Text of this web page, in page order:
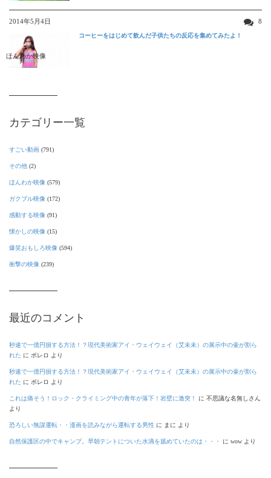
2014年5月4日 8
ほんわか映像
コーヒーをはじめて飲んだ子供たちの反応を集めてみたよ！
カテゴリー一覧
すごい動画 (791)
その他 (2)
ほんわか映像 (579)
ガクブル映像 (172)
感動する映像 (91)
懐かしの映像 (15)
爆笑おもしろ映像 (594)
衝撃の映像 (239)
最近のコメント
秒速で一億円損する方法！？現代美術家アイ・ウェイウェイ（艾未未）の展示中の壷が割ら
れた に ボレロ より
秒速で一億円損する方法！？現代美術家アイ・ウェイウェイ（艾未未）の展示中の壷が割ら
れた に ボレロ より
これは痛そう！ロック・クライミング中の青年が落下！岩壁に激突！ に 不思議な名無しさん
より
恐ろしい無謀運転・・漫画を読みながら運転する男性 に まに より
自然保護区の中でキャンプ。早朝テントについた水滴を舐めていたのは・・・ に wow より